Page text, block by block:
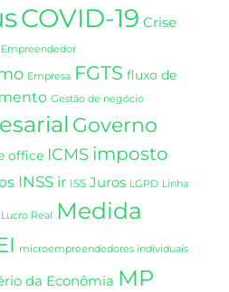
COVID-19 Crise
Empreendedor
Empresa FGTS fluxo de
Gestão de negócio
Governo
office ICMS imposto
INSS ir ISS Juros LGPD Linha
Lucro Real Medida
microempreendedores individuais
da Econômia MP